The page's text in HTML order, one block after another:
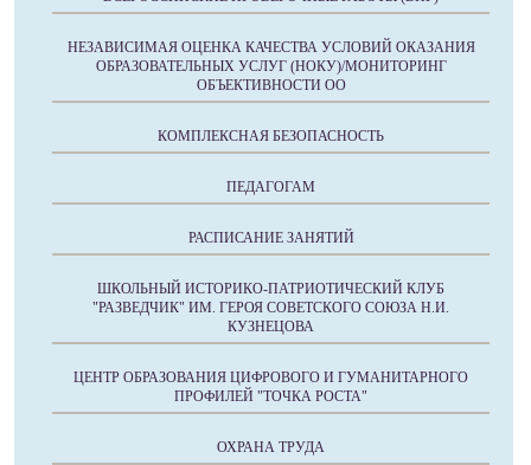
НЕЗАВИСИМАЯ ОЦЕНКА КАЧЕСТВА УСЛОВИЙ ОКАЗАНИЯ
ОБРАЗОВАТЕЛЬНЫХ УСЛУГ (НОКУ)/МОНИТОРИНГ
ОБЪЕКТИВНОСТИ ОО
КОМПЛЕКСНАЯ БЕЗОПАСНОСТЬ
ПЕДАГОГАМ
РАСПИСАНИЕ ЗАНЯТИЙ
ШКОЛЬНЫЙ ИСТОРИКО-ПАТРИОТИЧЕСКИЙ КЛУБ
"РАЗВЕДЧИК" ИМ. ГЕРОЯ СОВЕТСКОГО СОЮЗА Н.И.
КУЗНЕЦОВА
ЦЕНТР ОБРАЗОВАНИЯ ЦИФРОВОГО И ГУМАНИТАРНОГО
ПРОФИЛЕЙ "ТОЧКА РОСТА"
ОХРАНА ТРУДА